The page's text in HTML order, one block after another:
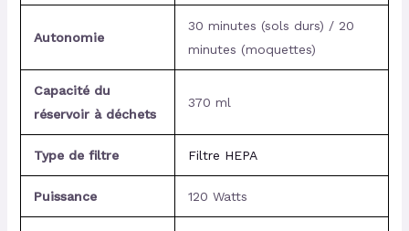
Autonomie
30 minutes (sols durs) / 20
minutes (moquettes)
Capacité du
réservoir à déchets
370 ml
Type de filtre Filtre HEPA
Puissance 120 Watts